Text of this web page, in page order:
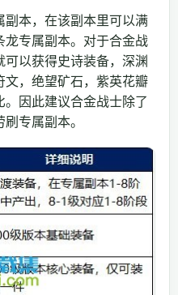
副本，在该副本里可以满
龙专属副本。对于合金战
以获得史诗装备，深渊
文，绝望矿石，紫英花瓣
因此建议合金战士除了
专属副本。